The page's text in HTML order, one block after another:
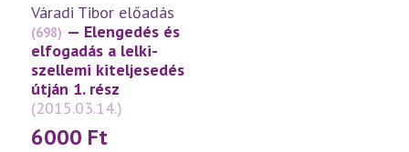
termékoldalon
választhatók
ki
Váradi Tibor előadás
(698) — Elengedés és
elfogadás a lelki-
szellemi kiteljesedés
útján 1. rész
(2015.03.14.)
6000 Ft